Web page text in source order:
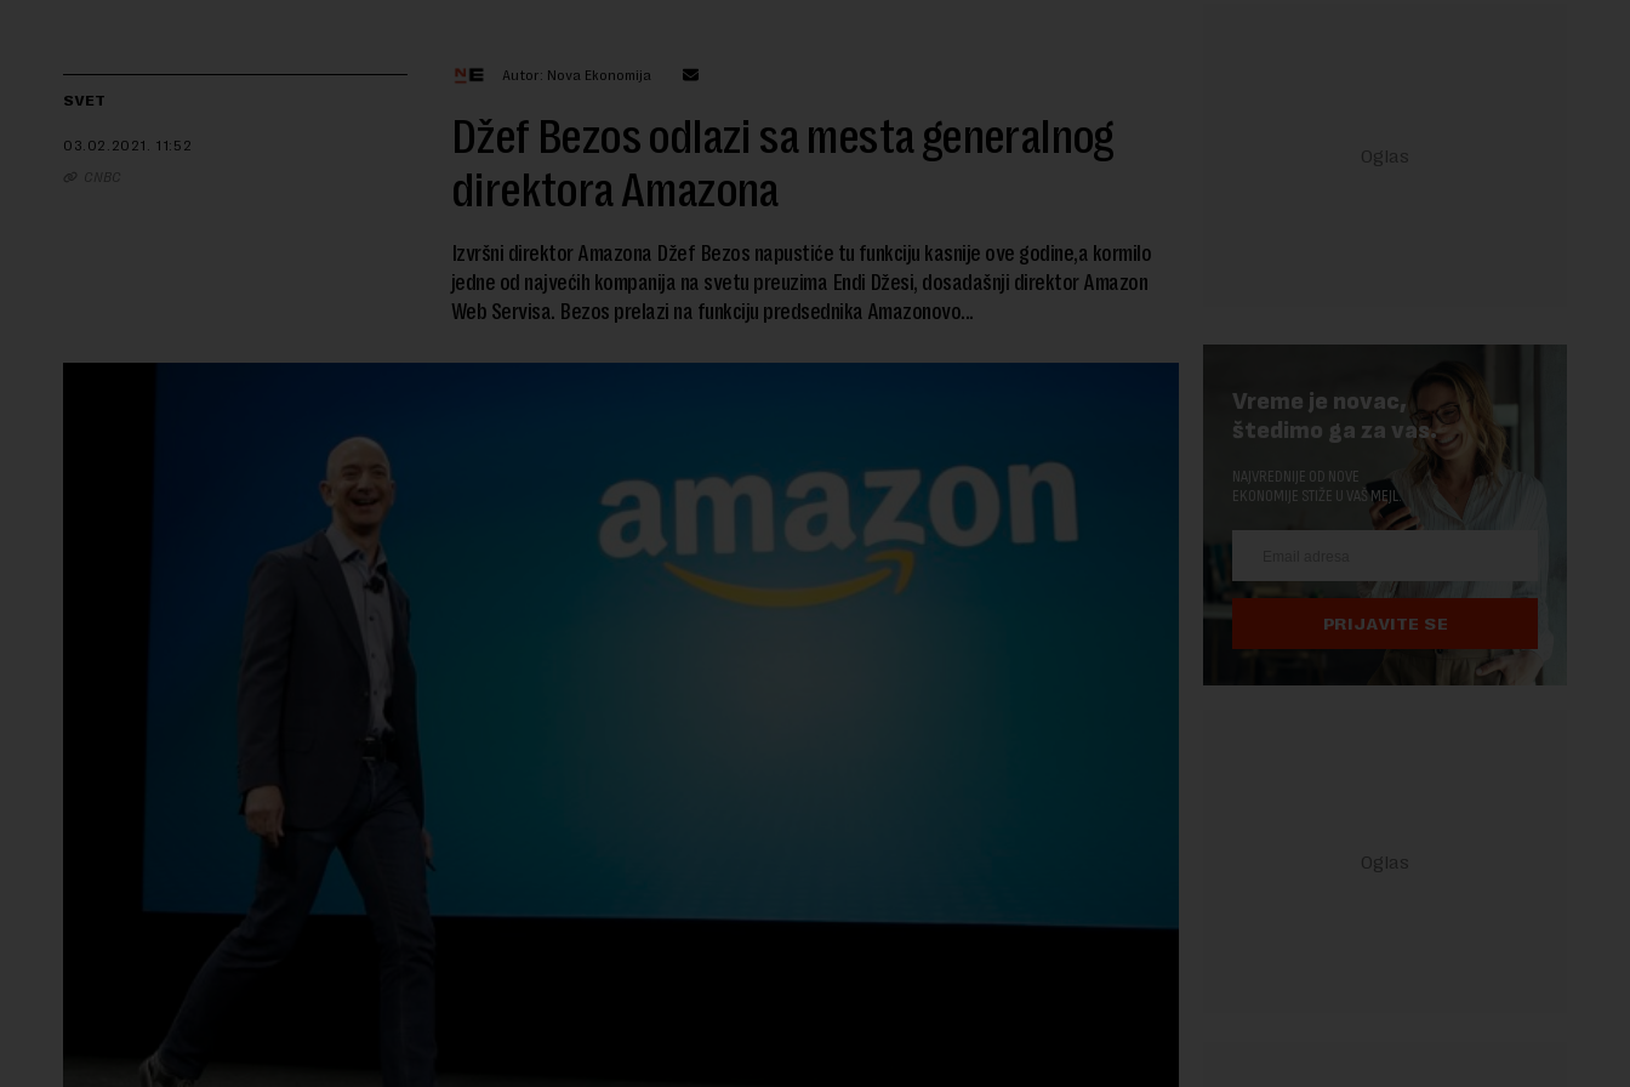
SVET
03.02.2021. 11:52
CNBC
Autor: Nova Ekonomija
Džef Bezos odlazi sa mesta generalnog
direktora Amazona
Izvršni direktor Amazona Džef Bezos napustiće tu funkciju kasnije ove godine,a kormilo
jedne od najvećih kompanija na svetu preuzima Endi Džesi, dosadašnji direktor Amazon
Web Servisa. Bezos prelazi na funkciju predsednika Amazonovo...
Vreme je novac,
štedimo ga za vas.
NAJVREDNIJE OD NOVE
EKONOMIJE STIŽE U VAŠ MEJL.
PRIJAVITE SE